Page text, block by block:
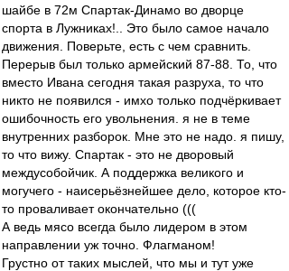
шайбе в 72м Спартак-Динамо во дворце
спорта в Лужниках!.. Это было самое начало
движения. Поверьте, есть с чем сравнить.
Перерыв был только армейский 87-88. То, что
вместо Ивана сегодня такая разруха, то что
никто не появился - имхо только подчёркивает
ошибочность его увольнения. я не в теме
внутренних разборок. Мне это не надо. я пишу,
то что вижу. Спартак - это не дворовый
междусобойчик. А поддержка великого и
могучего - наисерьёзнейшее дело, которое кто-
то проваливает окончательно (((
А ведь мясо всегда было лидером в этом
направлении уж точно. Флагманом!
Грустно от таких мыслей, что мы и тут уже